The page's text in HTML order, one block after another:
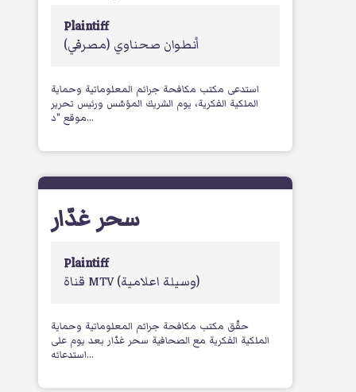
Plaintiff
أنطوان صحناوي (مصرفي)
استدعى مكتب مكافحة جرائم المعلوماتية وحماية
الملكية الفكرية، يوم الشريك المؤسّس ورئيس تحرير
موقع "د...
سحر غدّار
Plaintiff
قناة MTV
(وسيلة اعلامية)
حقّق مكتب مكافحة جرائم المعلوماتية وحماية
الملكية الفكرية مع الصحافية سحر غدّار بعد يوم على
استدعائه...